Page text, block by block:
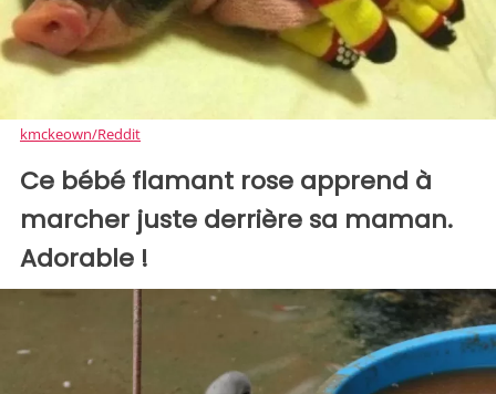
kmckeown/Reddit
Ce bébé flamant rose apprend à
marcher juste derrière sa maman.
Adorable !